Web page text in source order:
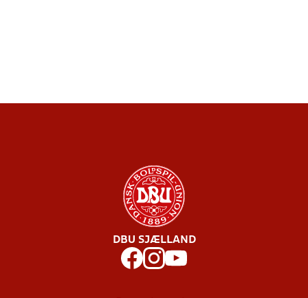
DBU SJÆLLAND